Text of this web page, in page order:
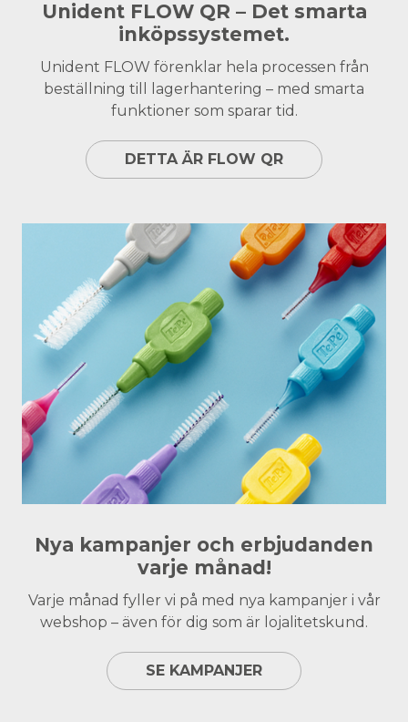
Unident FLOW QR – Det smarta
inköpssystemet.
Unident FLOW förenklar hela processen från
beställning till lagerhantering – med smarta
funktioner som sparar tid.
DETTA ÄR FLOW QR
Nya kampanjer och erbjudanden
varje månad!
Varje månad fyller vi på med nya kampanjer i vår
webshop – även för dig som är lojalitetskund.
SE KAMPANJER